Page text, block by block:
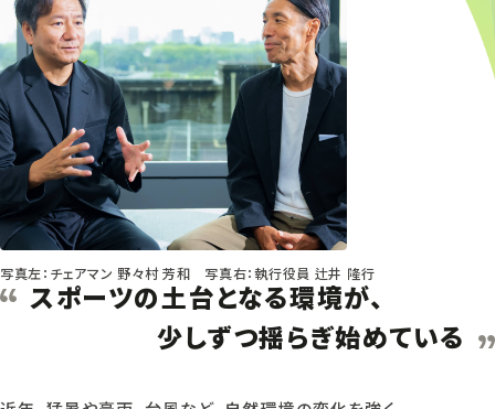
写真左：チェアマン 野々村 芳和 写真右：執行役員 辻井 隆行
スポーツの土台となる環境が、
少しずつ揺らぎ始めている